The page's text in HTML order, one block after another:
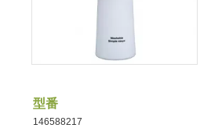
型番
146588217